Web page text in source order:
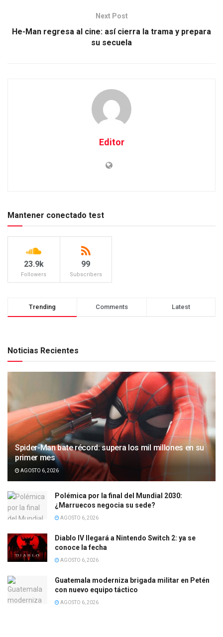
Next Post
He-Man regresa al cine: así cierra la trama y prepara
su secuela
Editor
Mantener conectado test
23.9k
Followers
99
Subscribers
Trending Comments Latest
Noticias Recientes
Spider-Man bate récord: supera los mil millones en su
primer mes
AGOSTO 6, 2026
Polémica por la final del Mundial 2030:
¿Marruecos negocia su sede?
AGOSTO 6, 2026
Diablo IV llegará a Nintendo Switch 2: ya se
conoce la fecha
AGOSTO 6, 2026
Guatemala moderniza brigada militar en Petén
con nuevo equipo táctico
AGOSTO 6, 2026